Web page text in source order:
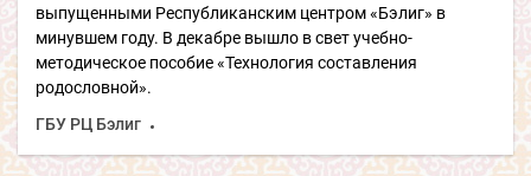
выпущенными Республиканским центром «Бэлиг» в
минувшем году. В декабре вышло в свет учебно-
методическое пособие «Технология составления
родословной».
ГБУ РЦ Бэлиг